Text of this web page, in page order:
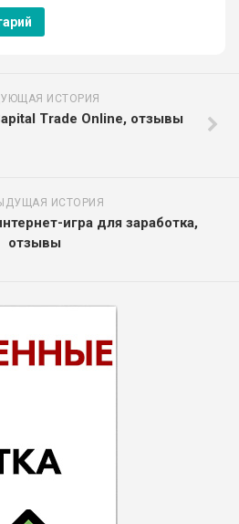
ИСТОРИЯ
Trade Online, отзывы
ИСТОРИЯ
игра для заработка,
отзывы